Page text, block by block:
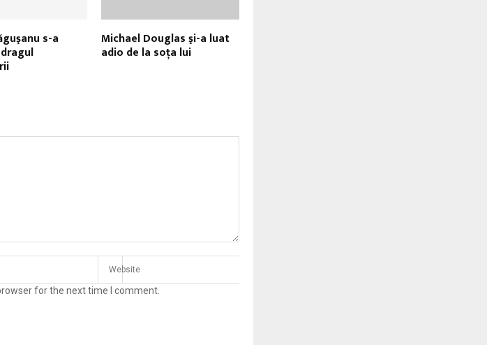
s-a Michael Douglas şi-a luat
adio de la soţa lui
for the next time I comment.